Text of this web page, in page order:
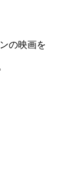
の映画を